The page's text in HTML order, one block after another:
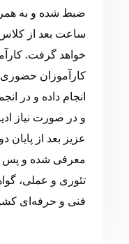
ساعت بعد از کلاس
خواهد گرفت.
کارآموزان حضوری
انجام داده و در
و در صورت نیاز
عزیز بعد از
معرفی شده و پس
تئوری و عملی،
فنی و حرفه‌ای